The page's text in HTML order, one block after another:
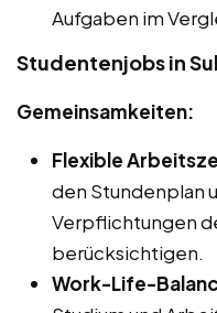
Aufgaben im
Studentenjobs in
Gemeinsamkeiten:
Flexible
den Stundenplan
Verpflichtungen
berücksichtigen.
Work-Life-